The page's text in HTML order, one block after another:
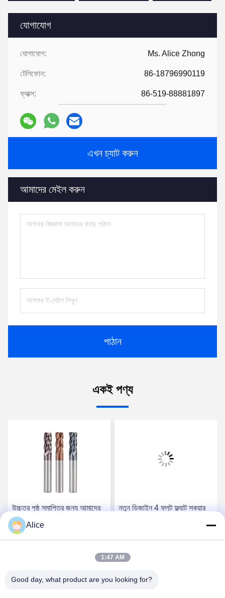
যোগাযোগ
যোগাযোগ: Ms. Alice Zhong
টেলিফোন: 86-18796990119
ফ্যাক্স: 86-519-88881897
এখন চ্যাট করুন
আমাদের মেইল ​​করুন
পাঠান
একই পণ্য
উচ্চতর পৃষ্ঠ সমাপ্তির জন্য আমাদের
পেশাদারী বর্গক্ষেত্র শেষ মিল সঙ্গে
স্পষ্টতা কাটা
নতুন ডিজাইন 4 ফ্লুট ফ্ল্যাট স্কয়ার
Alice
1:47 AM
Good day, what product are you looking for?